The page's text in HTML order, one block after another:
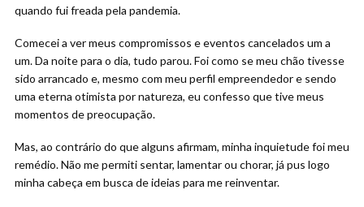
quando fui freada pela pandemia.
Comecei a ver meus compromissos e eventos cancelados um a
um. Da noite para o dia, tudo parou. Foi como se meu chão tivesse
sido arrancado e, mesmo com meu perfil empreendedor e sendo
uma eterna otimista por natureza, eu confesso que tive meus
momentos de preocupação.
Mas, ao contrário do que alguns afirmam, minha inquietude foi meu
remédio. Não me permiti sentar, lamentar ou chorar, já pus logo
minha cabeça em busca de ideias para me reinventar.